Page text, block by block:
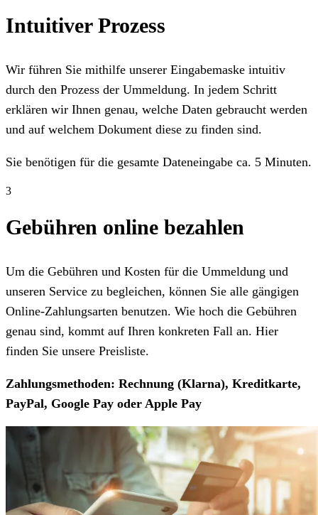
Intuitiver Prozess
Wir führen Sie mithilfe unserer Eingabemaske intuitiv
durch den Prozess der Ummeldung. In jedem Schritt
erklären wir Ihnen genau, welche Daten gebraucht werden
und auf welchem Dokument diese zu finden sind.
Sie benötigen für die gesamte Dateneingabe ca. 5 Minuten.
3
Gebühren online bezahlen
Um die Gebühren und Kosten für die Ummeldung und
unseren Service zu begleichen, können Sie alle gängigen
Online-Zahlungsarten benutzen. Wie hoch die Gebühren
genau sind, kommt auf Ihren konkreten Fall an. Hier
finden Sie unsere Preisliste.
Zahlungsmethoden: Rechnung (Klarna), Kreditkarte,
PayPal, Google Pay oder Apple Pay